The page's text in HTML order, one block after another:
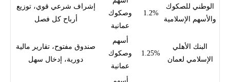
الوطني للصكوك
والأسهم الإسلامية
1.2%
وصكوك
عمانية
إشراف شرعي قوي، توزيع
أرباح كل فصل
البنك الأهلي
الإسلامي لعمان
1.25%
أسهم
وصكوك
عمانية
صندوق مفتوح، تقارير مالية
دورية، إدخال سهل